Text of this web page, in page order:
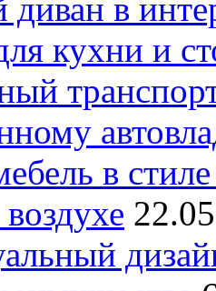
в
кухни и
в